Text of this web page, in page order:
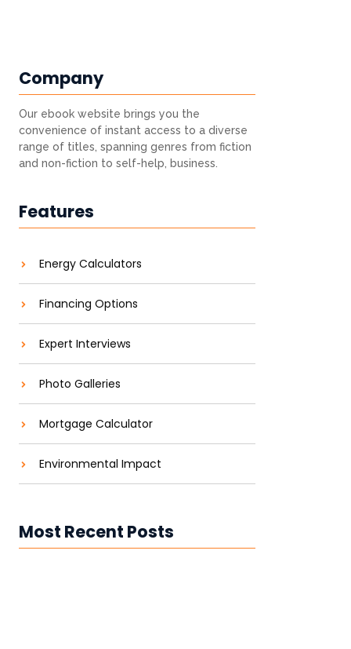
Company
Our ebook website brings you the
convenience of instant access to a diverse
range of titles, spanning genres from fiction
and non-fiction to self-help, business.
Features
Energy Calculators
Financing Options
Expert Interviews
Photo Galleries
Mortgage Calculator
Environmental Impact
Most Recent Posts